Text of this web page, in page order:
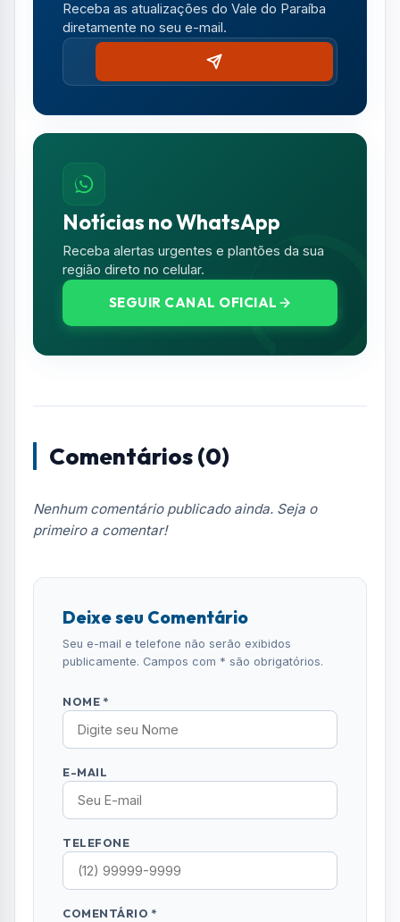
Receba as atualizações do Vale do Paraíba
diretamente no seu e-mail.
Notícias no WhatsApp
Receba alertas urgentes e plantões da sua
região direto no celular.
SEGUIR CANAL OFICIAL
Comentários (0)
Nenhum comentário publicado ainda. Seja o
primeiro a comentar!
Deixe seu Comentário
Seu e-mail e telefone não serão exibidos
publicamente. Campos com * são obrigatórios.
NOME *
E-MAIL
TELEFONE
COMENTÁRIO *